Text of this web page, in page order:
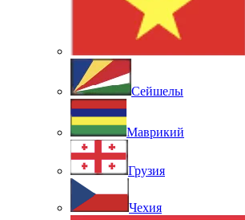
Сейшелы
Маврикий
Грузия
Чехия